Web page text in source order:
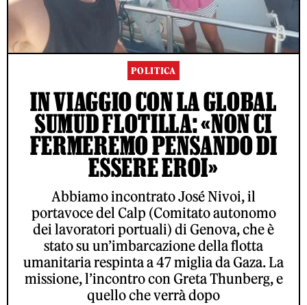
POLITICA
IN VIAGGIO CON LA GLOBAL
SUMUD FLOTILLA: «NON CI
FERMEREMO PENSANDO DI
ESSERE EROI»
Abbiamo incontrato José Nivoi, il
portavoce del Calp (Comitato autonomo
dei lavoratori portuali) di Genova, che è
stato su un’imbarcazione della flotta
umanitaria respinta a 47 miglia da Gaza. La
missione, l’incontro con Greta Thunberg, e
quello che verrà dopo